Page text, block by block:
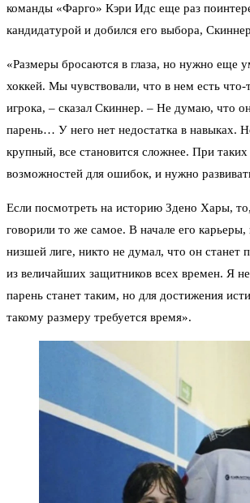
команды «Фарго» Кэри Идс еще раз
кандидатурой и добился его выбора,
«Размеры бросаются в глаза, но нужно еще
хоккей. Мы чувствовали, что в нем есть что-
игрока, – сказал Скиннер. – Не думаю, что
парень… У него нет недостатка в навыках.
крупный, все становится сложнее. При
возможностей для ошибок, и нужно
Если посмотреть на историю Здено Хары,
говорили то же самое. В начале его карьеры,
низшей лиге, никто не думал, что он станет
из величайших защитников всех времен. Я
парень станет таким, но для достижения
такому размеру требуется время».